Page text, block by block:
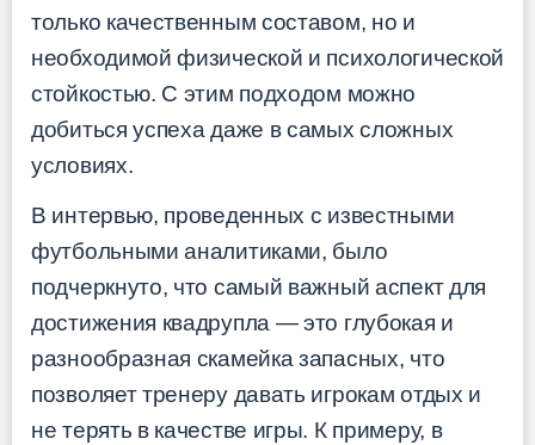
только качественным составом, но и
необходимой физической и психологической
стойкостью. С этим подходом можно
добиться успеха даже в самых сложных
условиях.
В интервью, проведенных с известными
футбольными аналитиками, было
подчеркнуто, что самый важный аспект для
достижения квадрупла — это глубокая и
разнообразная скамейка запасных, что
позволяет тренеру давать игрокам отдых и
не терять в качестве игры. К примеру, в